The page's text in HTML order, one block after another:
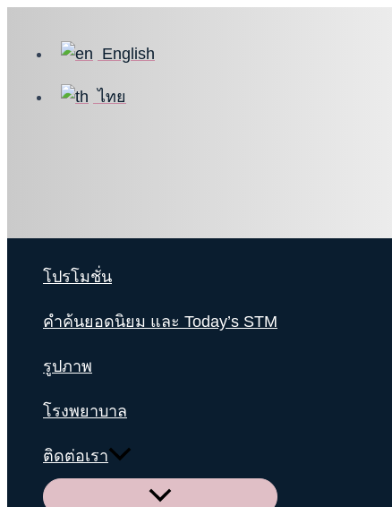
English
ไทย
โปรโมชั่น
คำค้นยอดนิยม และ Today’s STM
รูปภาพ
โรงพยาบาล
ติดต่อเรา
Menu